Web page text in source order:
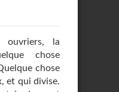
ouvriers, la
chose
chose
et qui divise.